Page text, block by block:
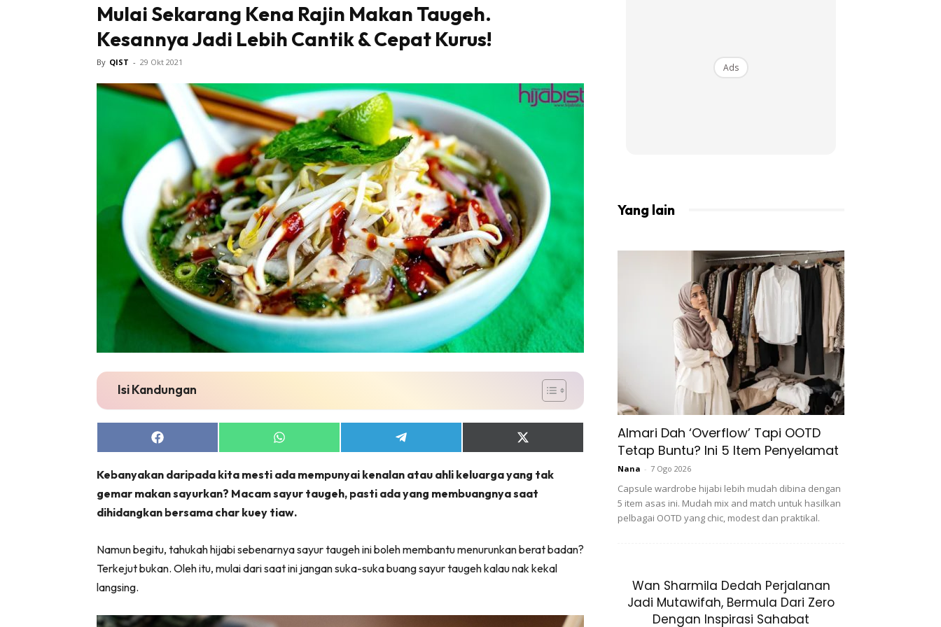
Tampil #1 on top dengan fashion muslimah terkini di HIJABISTA!
KLIK DI SEENI
Mulai Sekarang Kena Rajin Makan Taugeh.
Kesannya Jadi Lebih Cantik & Cepat Kurus!
By QIST - 29 Okt 2021
Isi Kandungan
Share
on
Share
on
Share
on
Share
on
(Twitter)
Kebanyakan daripada kita mesti ada mempunyai kenalan atau ahli keluarga yang tak
gemar makan sayurkan? Macam sayur taugeh, pasti ada yang membuangnya saat
dihidangkan bersama char kuey tiaw.
Namun begitu, tahukah hijabi sebenarnya sayur taugeh ini boleh membantu menurunkan berat badan?
Terkejut bukan. Oleh itu, mulai dari saat ini jangan suka-suka buang sayur taugeh kalau nak kekal
langsing.
Ads
Yang lain
Almari Dah ‘Overflow’ Tapi OOTD
Tetap Buntu? Ini 5 Item Penyelamat
Nana - 7 Ogo 2026
Capsule wardrobe hijabi lebih mudah dibina dengan
5 item asas ini. Mudah mix and match untuk hasilkan
pelbagai OOTD yang chic, modest dan praktikal.
Wan Sharmila Dedah Perjalanan
Jadi Mutawifah, Bermula Dari Zero
Dengan Inspirasi Sahabat